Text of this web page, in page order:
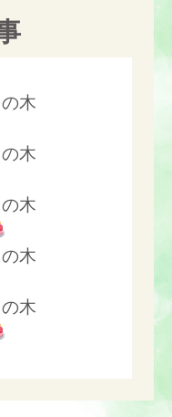
木
木
木
木
木